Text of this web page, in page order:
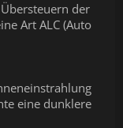
der
Art ALC (Auto
eine dunklere